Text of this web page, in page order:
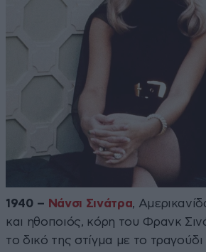
1940 – Νάνσι Σινάτρα,
και ηθοποιός, κόρη του Φρανκ
το δικό της στίγμα με το τραγούδι